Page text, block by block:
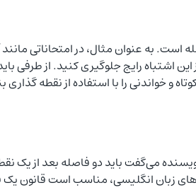
است. به عنوان مثال، در امتحاناتی
رایج جلوگیری کنید. از طرفی
خواندنی را با استفاده از نقطه گذاری
می‌گفت باید دو فاصله بعد از یک
زبان انگلیسی، مناسب است قانون